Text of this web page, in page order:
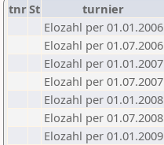
tnrSt turnier
Elozahl per 01.01.2006
Elozahl per 01.07.2006
Elozahl per 01.01.2007
Elozahl per 01.07.2007
Elozahl per 01.01.2008
Elozahl per 01.07.2008
Elozahl per 01.01.2009